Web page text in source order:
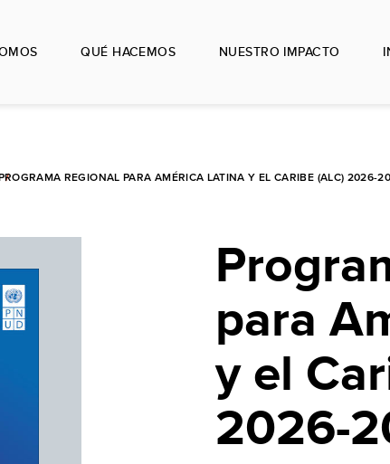
QUÉ HACEMOS NUESTRO IMPACTO
REGIONAL PARA AMÉRICA LATINA Y EL CARIBE (ALC) 2026-
para
y el
2026-